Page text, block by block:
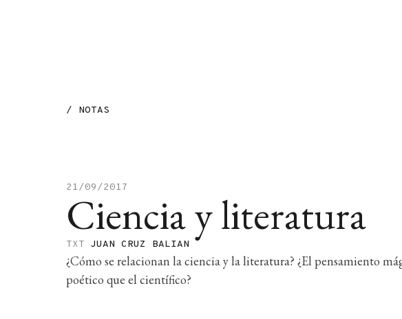
/ NOTAS
21/09/2017
Ciencia y literatura
TXT JUAN CRUZ BALIAN
¿Cómo se relacionan la ciencia y la literatura? ¿El pensamiento
poético que el científico?